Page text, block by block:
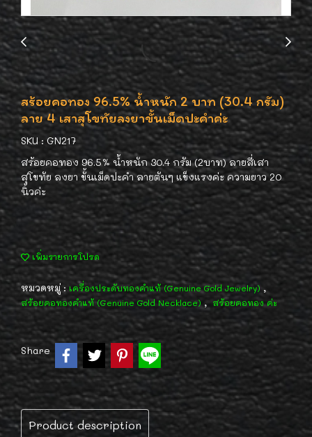
สร้อยคอทอง 96.5% น้ำหนัก 2 บาท (30.4 กรัม)
ลาย 4 เสาสุโขทัยลงยาขั้นเม็ดปะคำค่ะ
SKU : GN217
สร้อยคอทอง 96.5% น้ำหนัก 30.4 กรัม (2บาท) ลายสี่เสา
สุโขทัย ลงยา ขั้นเม็ดปะคำ ลายตันๆ แข็งแรงค่ะ ความยาว 20
นิ้วค่ะ
เพิ่มรายการโปรด
หมวดหมู่ : เครื่องประดับทองคำแท้ (Genuine Gold Jewelry) ,
สร้อยคอทองคำแท้ (Genuine Gold Necklace) , สร้อยคอทอง ค่ะ
Share
Product description